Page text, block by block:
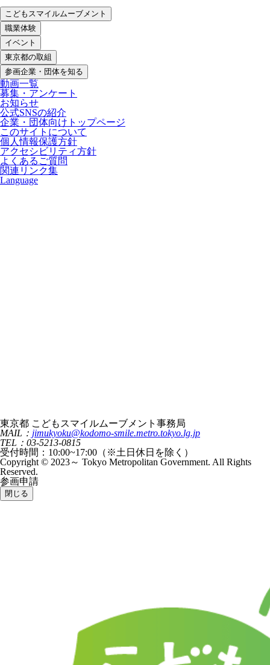
こどもスマイルムーブメント
職業体験
イベント
東京都の取組
参画企業・団体を知る
動画一覧
募集・アンケート
お知らせ
公式SNSの紹介
企業・団体向けトップページ
このサイトについて
個人情報保護方針
アクセシビリティ方針
よくあるご質問
関連リンク集
Language
東京都 こどもスマイルムーブメント事務局
MAIL： jimukyoku@kodomo-smile.metro.tokyo.lg.jp
TEL：03-5213-0815
受付時間：10:00~17:00（※土日休日を除く）
Copyright © 2023～ Tokyo Metropolitan Government. All Rights
Reserved.
参画申請
閉じる